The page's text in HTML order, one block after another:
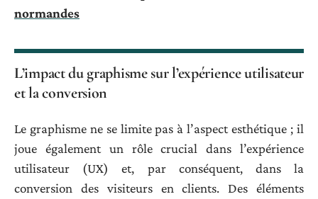
normandes
L’impact du graphisme sur l’expérience utilisateur
et la conversion
Le graphisme ne se limite pas à l’aspect esthétique ; il
joue également un rôle crucial dans l’expérience
utilisateur (UX) et, par conséquent, dans la
conversion des visiteurs en clients. Des éléments